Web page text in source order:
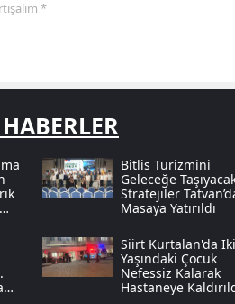
*
Bitlis Turizmini
Geleceğe
Stratejiler
Masaya Yatırıldı
Siirt Kurtalan'da Iki
Yaşındaki Çocuk
Nefessiz Kalarak
Hastaneye